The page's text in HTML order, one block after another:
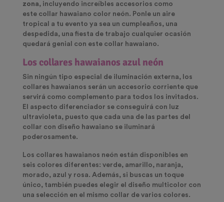
zona, incluyendo increíbles accesorios como
este collar hawaiano color neón. Ponle un aire
tropical a tu evento ya sea un cumpleaños, una
despedida, una fiesta de trabajo cualquier ocasión
quedará genial con este collar hawaiano.
Los collares hawaianos azul neón
Sin ningún tipo especial de iluminación externa, los
collares hawaianos serán un accesorio corriente que
servirá como complemento para todos los invitados.
El aspecto diferenciador se conseguirá con
luz
ultravioleta, puesto que cada una de las partes del
collar con diseño hawaiano se iluminará
poderosamente.
Los collares hawaianos neón están disponibles en
seis colores diferentes: verde, amarillo, naranja,
morado, azul y rosa. Además, si buscas un toque
único, también puedes elegir el diseño multicolor con
una selección en el mismo collar de varios colores.